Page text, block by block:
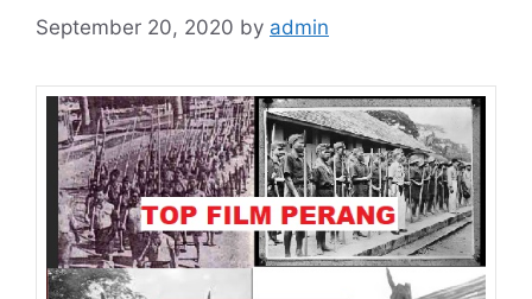
September 20, 2020 by admin